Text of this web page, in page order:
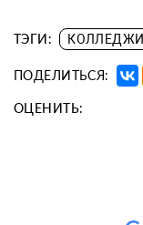
ТЭГИ: КОЛЛЕДЖИ
ПОДЕЛИТЬСЯ:
ОЦЕНИТЬ: